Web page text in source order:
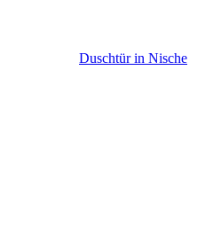
Duschtür in Nische